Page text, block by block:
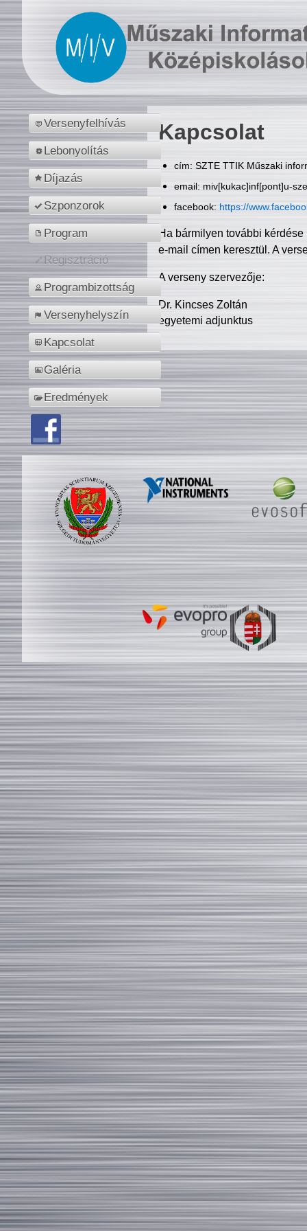
Versenyfelhívás
Lebonyolítás
Díjazás
Szponzorok
Program
Regisztráció
Programbizottság
Versenyhelyszín
Kapcsolat
Galéria
Eredmények
Kapcsolat
cím: SZTE TTIK Műszaki
email: miv[kukac]inf[pont]u-
facebook: https://
Ha bármilyen további
e-mail címen keresztül. A
A verseny szervezője:
Dr. Kincses Zoltán
egyetemi adjunktus